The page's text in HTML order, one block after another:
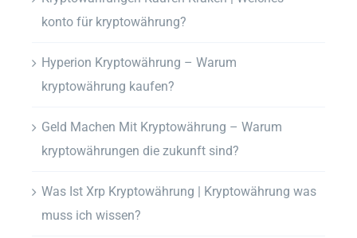
konto für kryptowährung?
Hyperion Kryptowährung – Warum
kryptowährung kaufen?
Geld Machen Mit Kryptowährung – Warum
kryptowährungen die zukunft sind?
Was Ist Xrp Kryptowährung | Kryptowährung was
muss ich wissen?